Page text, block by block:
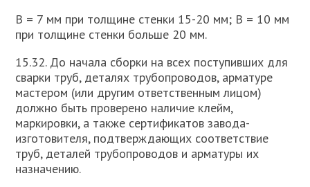
В = 7 мм при толщине стенки 15-20 мм; В = 10 мм
при толщине стенки больше 20 мм.
15.32. До начала сборки на всех поступивших для
сварки труб, деталях трубопроводов, арматуре
мастером (или другим ответственным лицом)
должно быть проверено наличие клейм,
маркировки, а также сертификатов завода-
изготовителя, подтверждающих соответствие
труб, деталей трубопроводов и арматуры их
назначению.